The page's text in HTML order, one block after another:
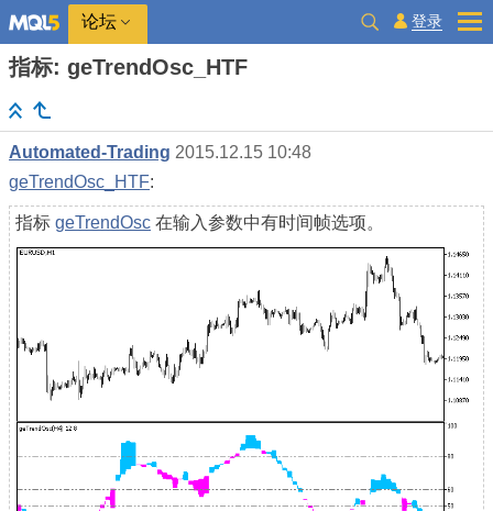
论坛 登录
指标: geTrendOsc_HTF
Automated-Trading 2015.12.15 10:48
geTrendOsc_HTF:
指标 geTrendOsc 在输入参数中有时间帧选项。